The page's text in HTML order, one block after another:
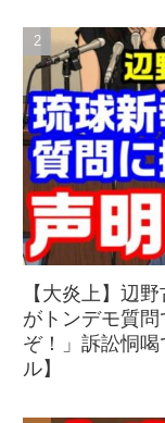
【大炎上】辺
がトンデモ質
ぞ！」訴訟恫
ル】